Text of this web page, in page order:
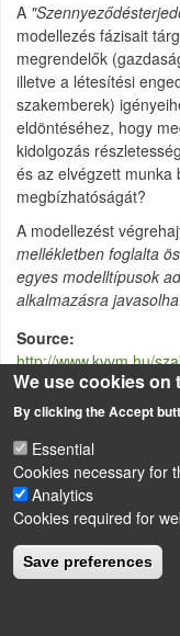
A
modellezés fázisait
megrendelők
illetve a létesítési
szakemberek)
eldöntéséhez, hogy
kidolgozás
és az elvégzett
megbízhatóságát?
A modellezést
mellékletben foglalta
egyes modelltípusok
alkalmazásra
Source
http://www.kvvm.hu/
LÁBLÉC
Impressum
Powered by
We use cookies on
By clicking the Accept
Essential
Cookies necessary for
Analytics
Cookies required for
Save preferences